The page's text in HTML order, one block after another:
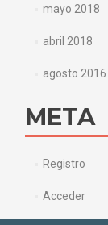
mayo 2018
abril 2018
agosto 2016
META
Registro
Acceder